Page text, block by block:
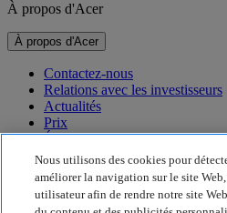
À propos d'Acer
À propos d'Acer
Contactez-nous
Relations avec les investisseurs
Actualités
Prix
Événements
Développement durable
Développement durable
Nous utilisons des cookies pour
améliorer la navigation sur le site
utilisateur afin de rendre notre site